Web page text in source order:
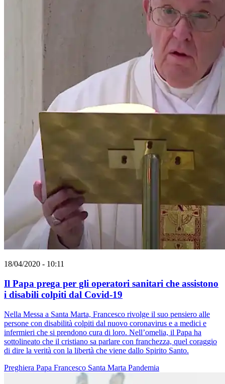
18/04/2020 - 10:11
Il Papa prega per gli operatori sanitari che assistono
i disabili colpiti dal Covid-19
Nella Messa a Santa Marta, Francesco rivolge il suo pensiero alle
persone con disabilità colpiti dal nuovo coronavirus e a medici e
infermieri che si prendono cura di loro. Nell’omelia, il Papa ha
sottolineato che il cristiano sa parlare con franchezza, quel coraggio
di dire la verità con la libertà che viene dallo Spirito Santo.
Preghiera Papa Francesco Santa Marta Pandemia